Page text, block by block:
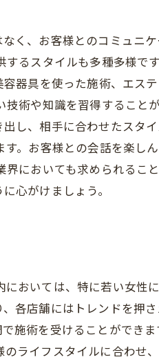
く、お客様とのコミュニ
るスタイルも多種多様で
器具を使った施術、エス
術や知識を習得すること
し、相手に合わせたスタ
。お客様との会話を楽し
においても求められるこ
心がけましょう。
おいては、特に若い女性
各店舗にはトレンドを押
術を受けることができま
ライフスタイルに合わせ